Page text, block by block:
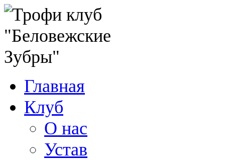
Главная
Клуб
О нас
Устав